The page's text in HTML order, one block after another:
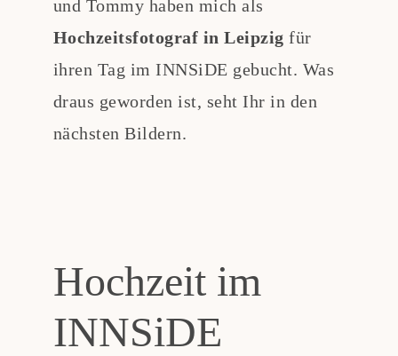
und Tommy haben mich als
Hochzeitsfotograf in Leipzig für
ihren Tag im INNSiDE gebucht. Was
draus geworden ist, seht Ihr in den
nächsten Bildern.
Hochzeit im
INNSiDE